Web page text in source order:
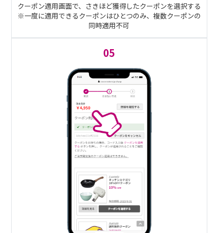
クーポン適用画面で、さきほど獲得したクーポンを選択する
※一度に適用できるクーポンはひとつのみ、複数クーポンの
同時適用不可
05